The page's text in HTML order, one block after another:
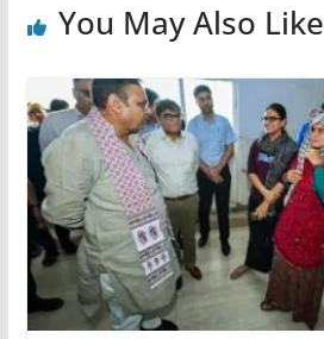
You May Also Like